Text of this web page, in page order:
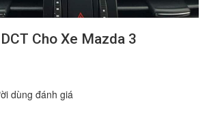
Cho Xe Mazda 3
dùng đánh giá